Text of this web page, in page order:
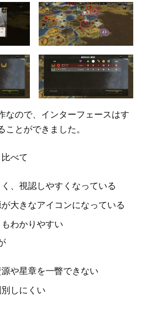
なので、インターフェースはす
ことができました。
比べて
、視認しやすくなっている
大きなアイコンになっている
わかりやすい
や星章を一瞥できない
しにくい